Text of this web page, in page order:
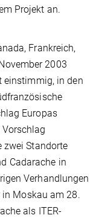
Projekt an.
Frankreich,
2003
einstimmig, in den
Europas
zwei Standorte
Cadarache in
Verhandlungen
in Moskau am 28.
als ITER-